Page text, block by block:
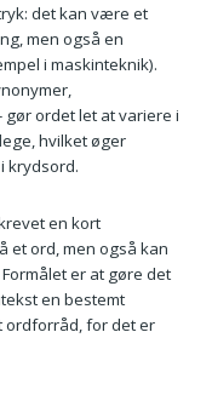
det kan være et
men også en
i maskinteknik).
ordet let at variere i
hvilket øger
krydsord.
en kort
et ord, men også kan
er at gøre det
en bestemt
ordforråd, for det er